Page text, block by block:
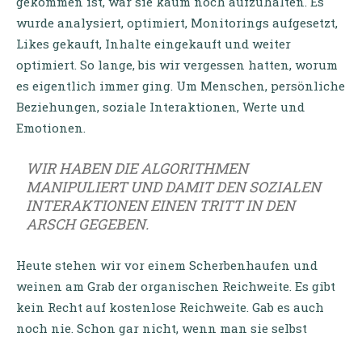
wurde analysiert, optimiert, Monitorings aufgesetzt,
Likes gekauft, Inhalte eingekauft und weiter
optimiert. So lange, bis wir vergessen hatten, worum
es eigentlich immer ging. Um Menschen, persönliche
Beziehungen, soziale Interaktionen, Werte und
Emotionen.
WIR HABEN DIE ALGORITHMEN
MANIPULIERT UND DAMIT DEN SOZIALEN
INTERAKTIONEN EINEN TRITT IN DEN
ARSCH GEGEBEN.
Heute stehen wir vor einem Scherbenhaufen und
weinen am Grab der organischen Reichweite. Es gibt
kein Recht auf kostenlose Reichweite. Gab es auch
noch nie. Schon gar nicht, wenn man sie selbst